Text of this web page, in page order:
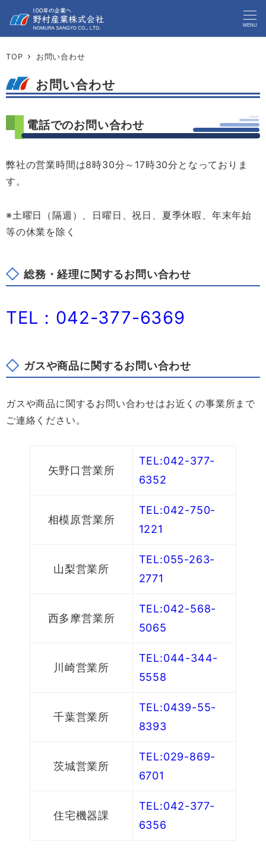
MENU
TOP お問い合わせ
お問い合わせ
電話でのお問い合わせ
弊社の営業時間は8時30分～17時30分となっておりま
す。
※土曜日（隔週）、日曜日、祝日、夏季休暇、年末年始
等の休業を除く
総務・経理に関するお問い合わせ
TEL：042-377-6369
ガスや商品に関するお問い合わせ
ガスや商品に関するお問い合わせはお近くの事業所まで
ご連絡ください。
矢野口営業所
TEL:042-377-
6352
相模原営業所
TEL:042-750-
1221
山梨営業所
TEL:055-263-
2771
西多摩営業所
TEL:042-568-
5065
川崎営業所
TEL:044-344-
5558
千葉営業所
TEL:0439-55-
8393
茨城営業所
TEL:029-869-
6701
住宅機器課
TEL:042-377-
6356